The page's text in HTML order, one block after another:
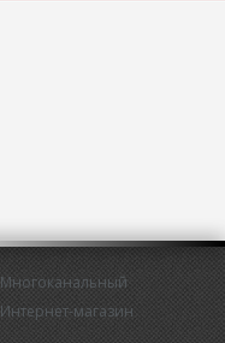
Многоканальный
Интернет-магазин